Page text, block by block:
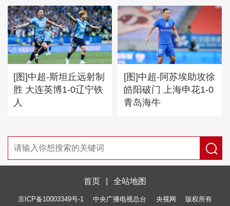
[图]中超-斯坦丘远射制
胜 大连英博1-0辽宁铁
人
[图]中超-阿苏埃助攻徐
皓阳破门 上海申花1-0
青岛海牛
首页 全站地图
京ICP备10003349号-1 中央广播电视总台 央视网 版权所有